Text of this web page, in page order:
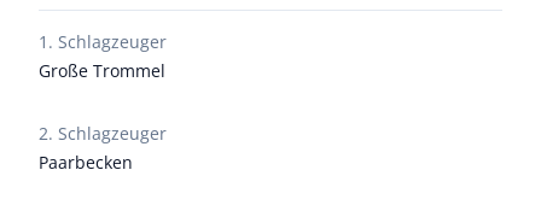
1. Schlagzeuger
Große Trommel
2. Schlagzeuger
Paarbecken